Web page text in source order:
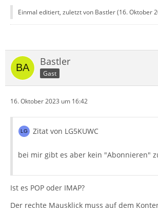
Einmal editiert, zuletzt von Bastler (16. Oktober
Bastler
Gast
16. Oktober 2023 um 16:42
Zitat von LG5KUWC
bei mir gibt es aber kein "Abonnieren"
Ist es POP oder IMAP?
Der rechte Mausklick muss auf dem